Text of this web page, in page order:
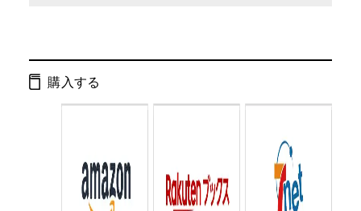
ISBN： 9784877286446
判型：
購入する